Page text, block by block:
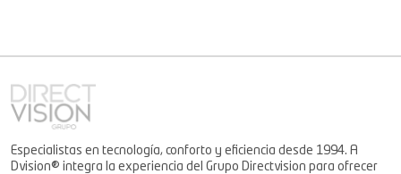
Especialistas en tecnología, conforto y eficiencia desde 1994. A
Dvision® integra la experiencia del Grupo Directvision para ofrecer